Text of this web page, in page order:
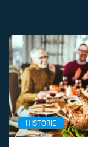
HISTORIE